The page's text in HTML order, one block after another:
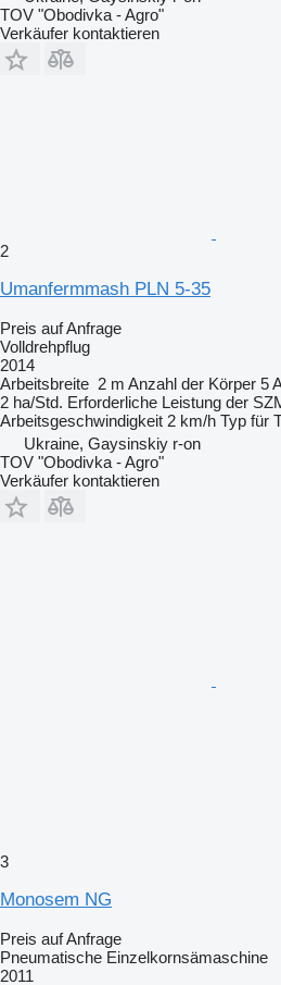
TOV "Obodivka - Agro"
Verkäufer kontaktieren
2
Umanfermmash PLN 5-35
Preis auf Anfrage
Volldrehpflug
2014
Arbeitsbreite 2 m Anzahl der Körper 5
2 ha/Std. Erforderliche Leistung der
Arbeitsgeschwindigkeit 2 km/h Typ für
Ukraine, Gaysinskiy r-on
TOV "Obodivka - Agro"
Verkäufer kontaktieren
3
Monosem NG
Preis auf Anfrage
Pneumatische Einzelkornsämaschine
2011